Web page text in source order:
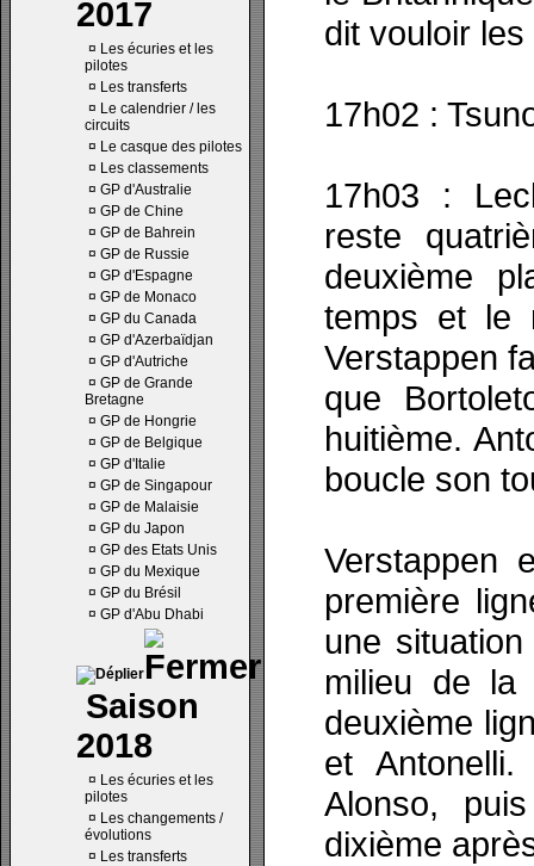
2017
¤ Les écuries et les
pilotes
¤ Les transferts
¤ Le calendrier / les
circuits
¤ Le casque des pilotes
¤ Les classements
¤ GP d'Australie
¤ GP de Chine
¤ GP de Bahrein
¤ GP de Russie
¤ GP d'Espagne
¤ GP de Monaco
¤ GP du Canada
¤ GP d'Azerbaïdjan
¤ GP d'Autriche
¤ GP de Grande
Bretagne
¤ GP de Hongrie
¤ GP de Belgique
¤ GP d'Italie
¤ GP de Singapour
¤ GP de Malaisie
¤ GP du Japon
¤ GP des Etats Unis
¤ GP du Mexique
¤ GP du Brésil
¤ GP d'Abu Dhabi
Saison
2018
¤ Les écuries et les
pilotes
¤ Les changements /
évolutions
¤ Les transferts
dit vouloir
17h02 :
17h03 :
reste
deuxième
temps et le
Verstappen
que
huitième.
boucle son
Verstappen
première
une
milieu de la
deuxième
et
Alonso,
dixième